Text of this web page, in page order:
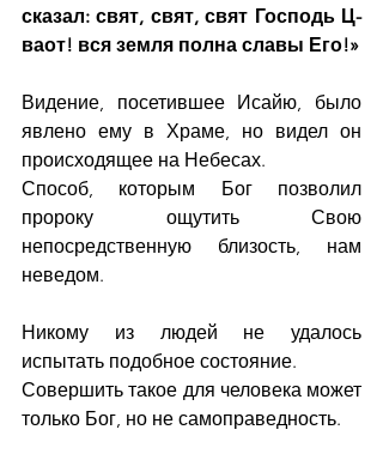
сказал: свят, свят, свят Господь Ц-
ваот! вся земля полна славы Его!»
Видение, посетившее Исайю, было
явлено ему в Храме, но видел он
происходящее на Небесах.
Способ, которым Бог позволил
пророку ощутить Свою
непосредственную близость, нам
неведом.
Никому из людей не удалось
испытать подобное состояние.
Совершить такое для человека может
только Бог, но не самоправедность.